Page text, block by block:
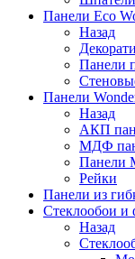
Панели Eco
Назад
Панели
Панели
Назад
АКП
МДФ
Панели
Рейки
Панели из
Стеклообои и
Назад